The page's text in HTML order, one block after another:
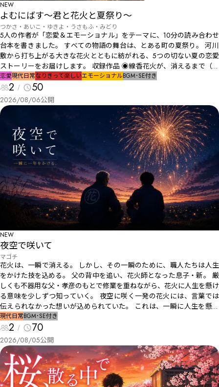
NEW
よむにばす〜君と花火と夏祭り〜
つかさ・あいこ・ゆきよ・うさもふ・みどり
5人の作者が「恋愛＆エモーショナル」をテーマに、10分の読み合わせ
台本を書きました。 すべての物語の舞台は、とある町の夏祭り。 河川
敷から打ち上がる大きな花火とともに紡がれる、5つの切ない夏の恋愛
ストーリーをお届けします。 収録作品 ◉線香花火が、消えるまで（う
さもふ） 夏祭りの日、河川敷で線香花火をするシュウと、見守るア
ヤ。消えてしまうその瞬間まで、線香花火の灯りの下で紡がれる二人の
会話とは？ ◉花火があがるその前に（つかさ） 「来年も絶対、一緒に
花火を見ようね。」 二人は些細なことですれ違う。――それでも約束を忘
れられなかった二人は。ひと夏の甘い恋の物語。 ◉止まった夏の、そ
の先へ（ゆきよ） 蒼天祭の日。鳥居の下でアスカとカケルは想いを交
わす。これは、花火とともに夜空へ溶けていく、一夜限りの物語――。 ◉
大人になっても（みどり） 同じ高校の先輩後輩だった大地と美香。卒
業以来会っていなかった二人は、偶然お祭りで再開する。 ◉僕は金魚
になりたい（あいこ） お祭りの金魚すくいに訪れた彼方と澪。終わら
ないと思っていた夏も、もうすぐ終わる。高校生二人の少し切ない物
語。
恋愛現代日常なりきって楽しいエモーショナルBGM･SE付き
2 50
2026/08/06公開
NEW
夜空で咲いて
マゴチ
花火は、一瞬で消える。 しかし、その一瞬のために、職人たちは人生
をかけた技を込める。 父の背中を追い、花火師となった息子・新。 厳
しくも不器用な父・孝彦のもとで修業を重ねながら、花火に人生を懸け
る意味を少しずつ知っていく。 夜空に咲く一発の花火には、言葉では
伝えられなかった想いが込められていた。 これは、一瞬に人生を懸け
た花火師親子の物語。
現代日常BGM･SE付き
2 70
2026/08/05公開